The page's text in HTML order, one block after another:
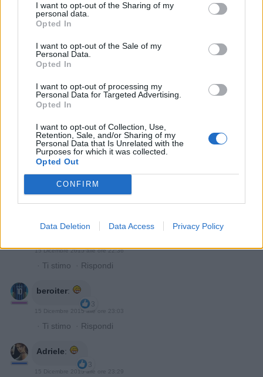
I want to opt-out of the Sharing of my
personal data.
Opted In
I want to opt-out of the Sale of my
Personal Data.
Opted In
I want to opt-out of processing my
Personal Data for Targeted Advertising.
Opted In
I want to opt-out of Collection, Use,
Retention, Sale, and/or Sharing of my
Personal Data that Is Unrelated with the
Purposes for which it was collected.
Opted Out
CONFIRM
Data Deletion Data Access Privacy Policy
Link
Salva
·Ti stimo·Rispondi
Fabio :
15 Dicembre 2015 alle ore 22:36
· Ti stimo · Rispondi
beroiter:
3
15 Dicembre 2015 alle ore 23:03
· Ti stimo · Rispondi
Adriele:
3
15 Dicembre 2015 alle ore 23:29